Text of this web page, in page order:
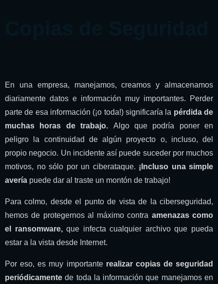
En una empresa, manejamos, creamos y almacenamos
diariamente datos e información muy importantes. Perder
parte de esa información (¡o toda!) significaría la pérdida de
muchas horas de trabajo. Algo que podría poner en
peligro la continuidad de algún proyecto o, incluso, del
propio negocio. Un incidente así puede suceder por muchos
motivos, no sólo por un ciberataque. ¡Incluso una simple
avería puede dar al traste un montón de trabajo!
Para colmo, desde el punto de vista de la ciberseguridad,
hemos de protegernos al máximo contra amenazas como
el ransomware,que infecta cualquier archivo que pueda
estar a la vista desde Internet.
Por eso, es muy importanterealizar copias de seguridad
periódicamente de toda la información que manejamos en